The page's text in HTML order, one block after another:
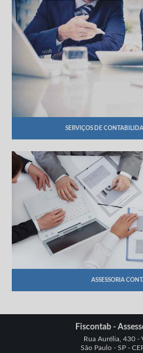
SERVIÇOS DE
ASSESSORIA
Fiscontab -
Rua Aurélia, 430 -
São Paulo - SP -